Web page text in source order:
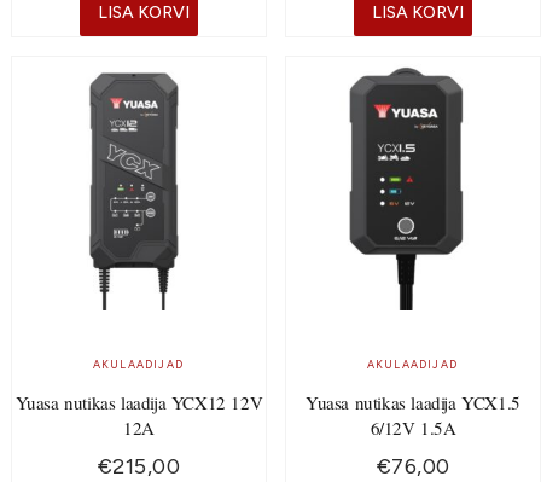
LISA KORVI LISA KORVI
AKULAADIJAD
Yuasa nutikas laadija YCX12 12V
12A
€215,00
AKULAADIJAD
Yuasa nutikas laadija YCX1.5
6/12V 1.5A
€76,00